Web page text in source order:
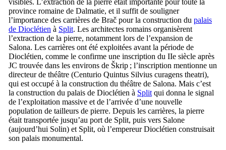
province romaine de Dalmatie, et il suffit de souligner
l’importance des carrières de Brač pour la construction du palais
de Dioclétien à Split. Les architectes romains organisèrent
l’extraction de la pierre, notamment lors de l’expansion de
Salona. Les carrières ont été exploitées avant la période de
Dioclétien, comme le confirme une inscription du IIe siècle après
JC trouvée dans les environs de Škrip ; l’inscription mentionne un
directeur de théâtre (Centurio Quintus Silvius curagens theatri),
qui est occupé à la construction du théâtre de Salona. Mais c’est
la construction du palais de Dioclétien à Split qui donna le signal
de l’exploitation massive et de l’arrivée d’une nouvelle
population de tailleurs de pierre. Depuis les carrières, la pierre
était transportée jusqu’au port de Split, puis vers Salone
(aujourd’hui Solin) et Split, où l’empereur Dioclétien construisait
son palais monumental.